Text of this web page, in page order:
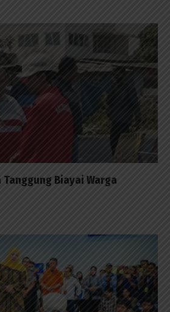
Biayai Warga